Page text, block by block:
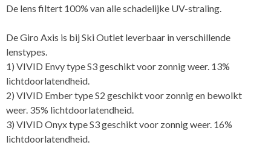
De lens filtert 100% van alle schadelijke UV-straling.
De Giro Axis is bij Ski Outlet leverbaar in verschillende
lenstypes.
1) VIVID Envy type S3 geschikt voor zonnig weer. 13%
lichtdoorlatendheid.
2) VIVID Ember type S2 geschikt voor zonnig en bewolkt
weer. 35% lichtdoorlatendheid.
3) VIVID Onyx type S3 geschikt voor zonnig weer. 16%
lichtdoorlatendheid.